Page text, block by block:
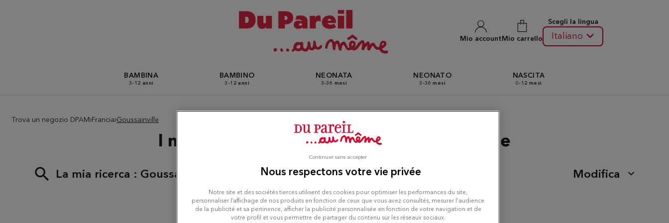
Mio account Mio carrello
Scegli la lingua
Italiano
BAMBINA
3-12 anni
BAMBINO
3-12 anni
NEONATA
3-36 mesi
NEONATO
3-36 mesi
NASCITA
0-12 mesi
Trova un negozio DPAM Francia Goussainville
I negozi Du Pareil Au Même a Goussainville
La mia ricerca : Goussainville Modifica
Nous respectons votre vie privée
Notre site et des sociétés tierces utilisent des cookies pour optimiser les performances du site,
personnaliser l’affichage de nos produits en fonction de ceux que vous avez consultés, mesurer l'audience
de la publicité et sa pertinence, afficher la publicité personnalisée en fonction de votre navigation et de
votre profil et vous permettre de partager du contenu sur les réseaux sociaux.
Continuer sans accepter